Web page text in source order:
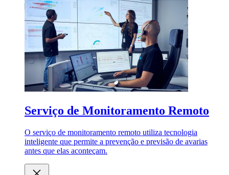
Serviço de Monitoramento Remoto
O serviço de monitoramento remoto utiliza tecnologia
inteligente que permite a prevenção e previsão de avarias
antes que elas aconteçam.